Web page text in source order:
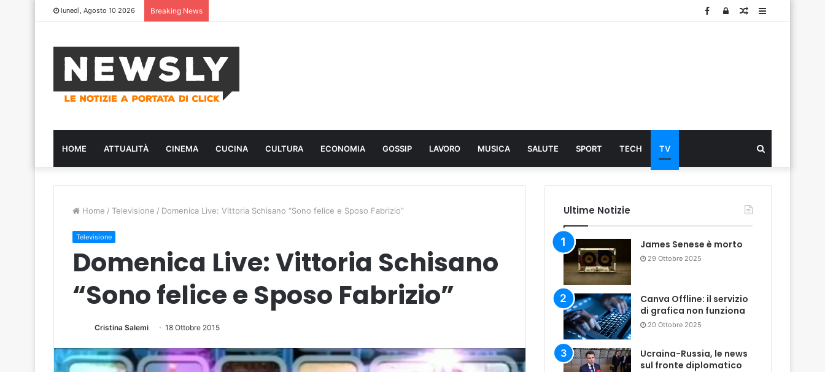
lunedì, Agosto 10 2026 Breaking News Sidebar
Articolo
Log
Facebook
HOME ATTUALITÀ CINEMA CUCINA CULTURA ECONOMIA GOSSIP LAVORO MUSICA SALUTE SPORT TECH TV
...
Home / Televisione / Domenica Live: Vittoria Schisano “Sono felice e Sposo Fabrizio”
Televisione
Domenica Live: Vittoria Schisano
“Sono felice e Sposo Fabrizio”
Cristina Salemi 18 Ottobre 2015
Ultime Notizie
James Senese è morto
29 Ottobre 2025
Canva Offline: il servizio
di grafica non funziona
20 Ottobre 2025
Ucraina-Russia, le news
sul fronte diplomatico